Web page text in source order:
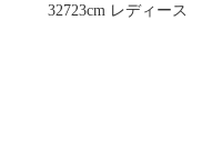
32723cm レディース